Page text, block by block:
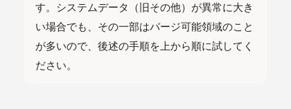
す。システムデータ（旧その他）が異常に大き
い場合でも、その一部はパージ可能領域のこと
が多いので、後述の手順を上から順に試してく
ださい。